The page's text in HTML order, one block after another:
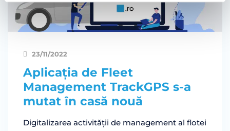
23/11/2022
Aplicația de Fleet
Management TrackGPS s-a
mutat în casă nouă
Digitalizarea activității de management al flotei